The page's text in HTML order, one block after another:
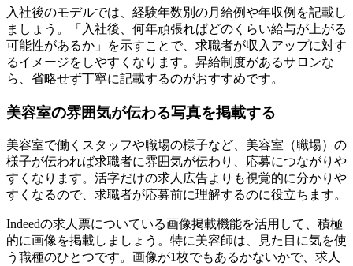
入社後のモデルでは、経験年数別の月給例や年収例を記載し
ましょう。「入社後、何年頑張ればどのくらい給与が上がる
可能性があるか」を示すことで、求職者が収入アップに対す
るイメージをしやすくなります。昇給制度があるサロンな
ら、省略せず丁寧に記載するのがおすすめです。
美容室の雰囲気が伝わる写真を掲載する
美容室で働くスタッフや職場の様子など、美容室（職場）の
様子が伝われば求職者に雰囲気が伝わり、応募につながりや
すくなります。活字だけの求人広告よりも視覚的に分かりや
すくなるので、求職者が応募前に理解するのに役立ちます。
Indeedの求人票についている画像掲載機能を活用して、積極
的に画像を掲載しましょう。特に美容師は、見た目に気を使
う職種のひとつです。画像が1枚でもあるかないかで、求人